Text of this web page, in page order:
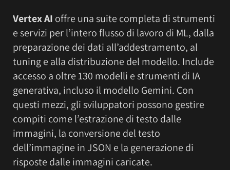
Vertex AI offre una suite completa di strumenti
e servizi per l’intero flusso di lavoro di ML, dalla
preparazione dei dati all’addestramento, al
tuning e alla distribuzione del modello. Include
accesso a oltre 130 modelli e strumenti di IA
generativa, incluso il modello Gemini. Con
questi mezzi, gli sviluppatori possono gestire
compiti come l’estrazione di testo dalle
immagini, la conversione del testo
dell’immagine in JSON e la generazione di
risposte dalle immagini caricate.